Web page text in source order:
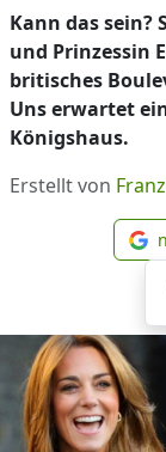
Kann das sein?
und Prinzessin
britisches
Uns erwartet
Königshaus.
Erstellt von